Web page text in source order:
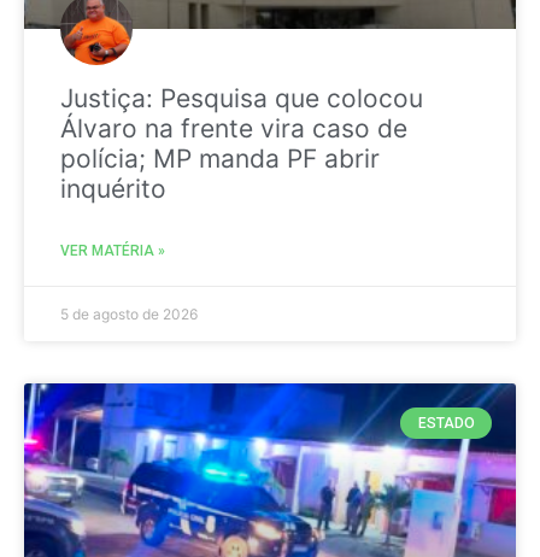
Justiça: Pesquisa que colocou
Álvaro na frente vira caso de
polícia; MP manda PF abrir
inquérito
VER MATÉRIA »
5 de agosto de 2026
ESTADO